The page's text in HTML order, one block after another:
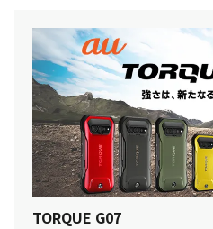
TORQUE G07